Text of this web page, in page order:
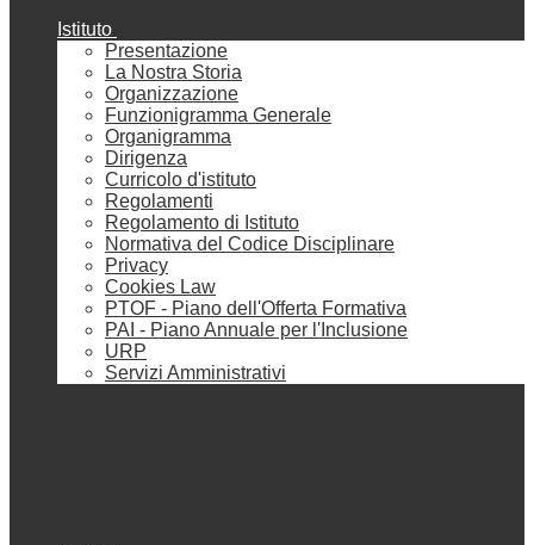
Istituto
Presentazione
La Nostra Storia
Organizzazione
Funzionigramma Generale
Organigramma
Dirigenza
Curricolo d'istituto
Regolamenti
Regolamento di Istituto
Normativa del Codice Disciplinare
Privacy
Cookies Law
PTOF - Piano dell'Offerta Formativa
PAI - Piano Annuale per l'Inclusione
URP
Servizi Amministrativi